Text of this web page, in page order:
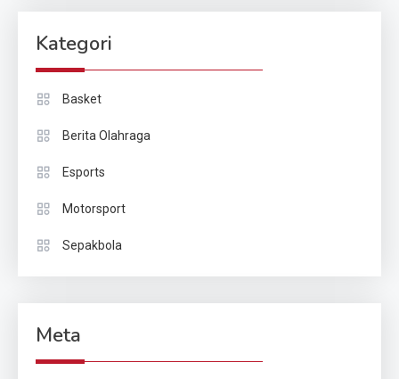
Kategori
Basket
Berita Olahraga
Esports
Motorsport
Sepakbola
Meta